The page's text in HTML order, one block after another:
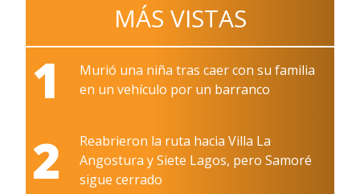
MÁS VISTAS
1
Murió una niña tras caer con su familia
en un vehículo por un barranco
2
Reabrieron la ruta hacia Villa La
Angostura y Siete Lagos, pero Samoré
sigue cerrado